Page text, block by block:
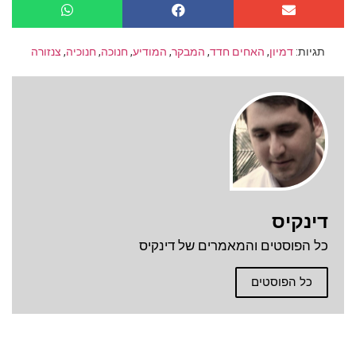
תגיות: דמיון, האחים חדד, המבקר, המודיע, חנוכה, חנוכיה, צנזורה
דינקיס
כל הפוסטים והמאמרים של דינקיס
כל הפוסטים